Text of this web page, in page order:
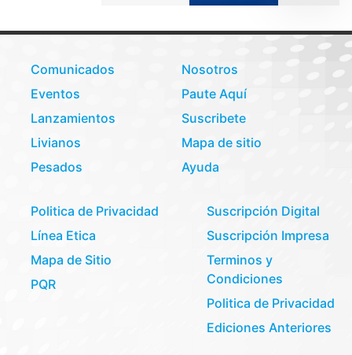
Comunicados
Eventos
Lanzamientos
Livianos
Pesados
Nosotros
Paute Aquí
Suscribete
Mapa de sitio
Ayuda
Politica de Privacidad
Línea Etica
Mapa de Sitio
PQR
Suscripción Digital
Suscripción Impresa
Terminos y
Condiciones
Politica de Privacidad
Ediciones Anteriores